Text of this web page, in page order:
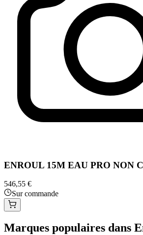
ENROUL 15M EAU PRO NON
546,55 €
Sur commande
Marques populaires dans